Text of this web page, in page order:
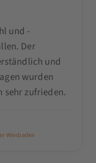
und -
Der
und
wurden
zufrieden.
Wiesbaden